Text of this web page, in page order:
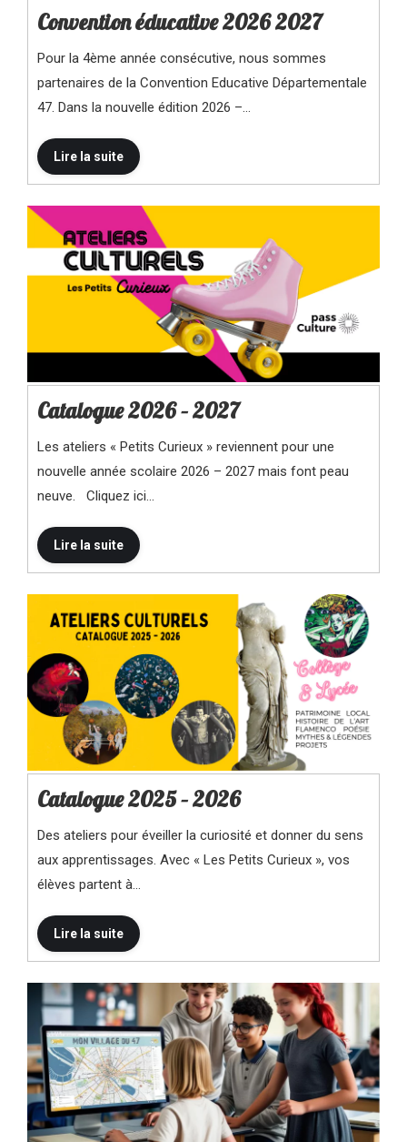
Convention éducative 2026 2027
Pour la 4ème année consécutive, nous sommes
partenaires de la Convention Educative Départementale
47. Dans la nouvelle édition 2026 –…
Catalogue 2026 – 2027
Les ateliers « Petits Curieux » reviennent pour une
nouvelle année scolaire 2026 – 2027 mais font peau
neuve. Cliquez ici…
Catalogue 2025 – 2026
Des ateliers pour éveiller la curiosité et donner du sens
aux apprentissages. Avec « Les Petits Curieux », vos
élèves partent à…